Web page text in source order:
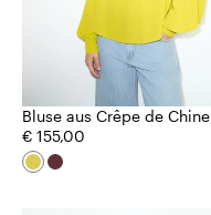
Bluse aus Crêpe de Chine
€ 155,00